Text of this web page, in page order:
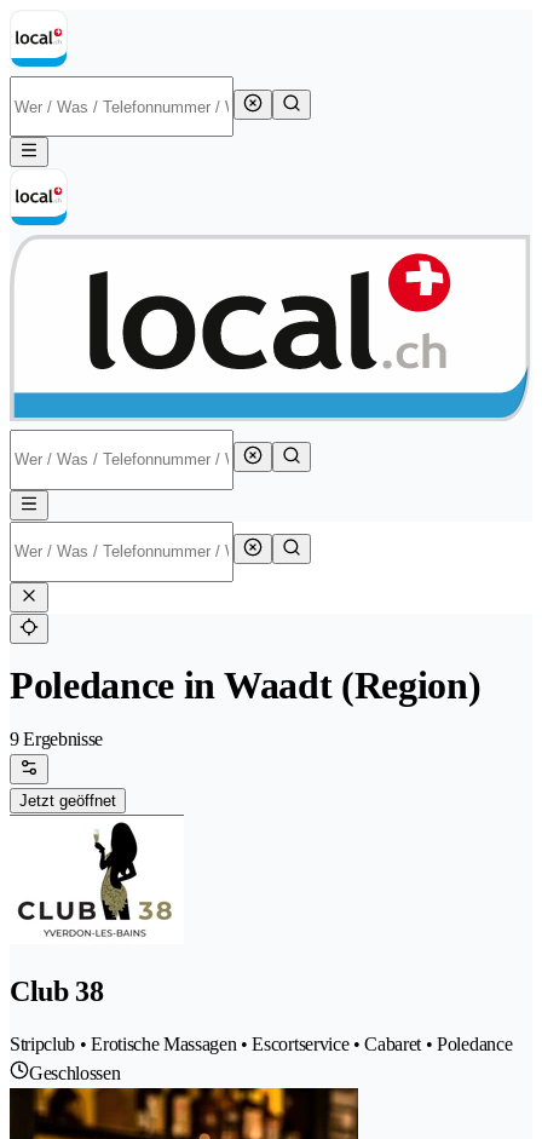
Poledance in Waadt (Region)
9 Ergebnisse
Jetzt geöffnet
Club 38
Stripclub • Erotische Massagen • Escortservice • Cabaret • Poledance
Geschlossen